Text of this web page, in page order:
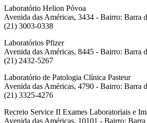
Laboratório Helion Póvoa
Avenida das Américas, 3434 - Bairro: Barra
(21) 3003-0338
Laboratórios Pfizer
Avenida das Américas, 8445 - Bairro: Barra
(21) 2432-5267
Laboratório de Patologia Clínica Pasteur
Avenida das Américas, 4790 - Bairro: Barra
(21) 3325-4276
Recreio Service II Exames Laboratoriais e
Avenida das Américas, 10101 - Bairro: